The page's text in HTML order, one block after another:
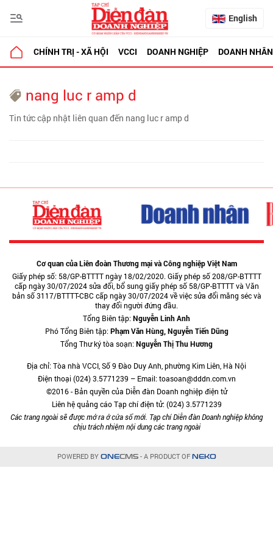
English
CHÍNH TRỊ - XÃ HỘI VCCI DOANH NGHIỆP DOANH NHÂN
nang luc r amp d
Tin tức cập nhật liên quan đến nang luc r amp d
Cơ quan của Liên đoàn Thương mại và Công nghiệp Việt Nam
Giấy phép số: 58/GP-BTTTT ngày 18/02/2020. Giấy phép số 208/GP-BTTTT
cấp ngày 30/07/2024 sửa đổi, bổ sung giấy phép số 58/GP-BTTTT và Văn
bản số 3117/BTTTT-CBC cấp ngày 30/07/2024 về việc sửa đổi măng séc và
thay đổi người đứng đầu.
Tổng Biên tập:Nguyễn Linh Anh
Phó Tổng Biên tập:Phạm Văn Hùng, Nguyễn Tiến Dũng
Tổng Thư ký tòa soạn:Nguyễn Thị Thu Hương
Địa chỉ: Tòa nhà VCCI, Số 9 Đào Duy Anh, phường Kim Liên, Hà Nội
Điện thoại (024) 3.5771239 – Email: toasoan@dddn.com.vn
©2016 - Bản quyền của Diễn đàn Doanh nghiệp điện tử
Liên hệ quảng cáo Tạp chí điện tử: (024) 3.5771239
Các trang ngoài sẽ được mở ra ở cửa sổ mới. Tạp chí Diễn đàn Doanh nghiệp không
chịu trách nhiệm nội dung các trang ngoài
POWERED BY ONECMS- A PRODUCT OF NEKO